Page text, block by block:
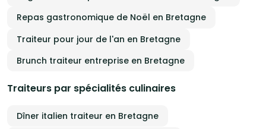
Repas gastronomique de Noël en Bretagne
Traiteur pour jour de l'an en Bretagne
Brunch traiteur entreprise en Bretagne
Traiteurs par spécialités culinaires
Dîner italien traiteur en Bretagne